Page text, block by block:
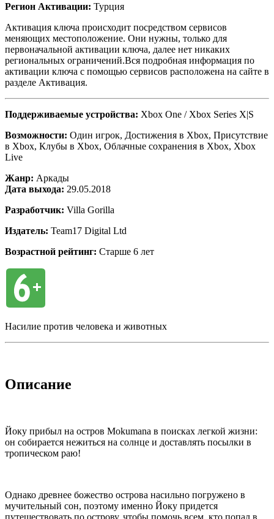
Регион Активации: Турция
Активация ключа происходит посредством сервисов
меняющих местоположение. Они нужны, только для
первоначальной активации ключа, далее нет никаких
региональных ограничений.Вся подробная информация по
активации ключа с помощью сервисов расположена на сайте в
разделе Активация.
Поддерживаемые устройства: Xbox One / Xbox Series X|S
Возможности: Один игрок, Достижения в Xbox, Присутствие
в Xbox, Клубы в Xbox, Облачные сохранения в Xbox, Xbox
Live
Жанр: Аркады
Дата выхода: 29.05.2018
Разработчик: Villa Gorilla
Издатель: Team17 Digital Ltd
Возрастной рейтинг: Старше 6 лет
Насилие против человека и животных
Описание
Йоку прибыл на остров Mokumana в поисках легкой жизни:
он собирается нежиться на солнце и доставлять посылки в
тропическом раю!
Однако древнее божество острова насильно погружено в
мучительный сон, поэтому именно Йоку придется
путешествовать по острову, чтобы помочь всем, кто попал в